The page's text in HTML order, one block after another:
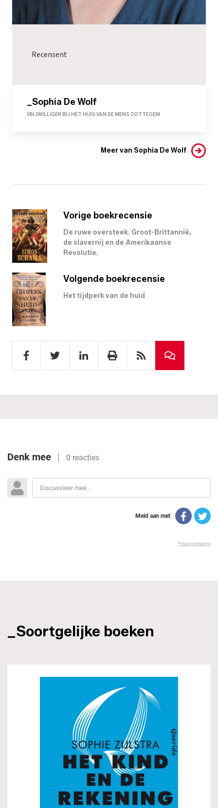
Recensent
_Sophia De Wolf
VRIJWILLIGER BIJ HET HUIS VAN DE MENS ZOTTEGEM
Meer van Sophia De Wolf
Vorige boekrecensie
De ruwe oversteek. Groot-Brittannië,
de slavernij en de Amerikaanse
Revolutie.
Volgende boekrecensie
Het tijdperk van de huid
_Soortgelijke boeken